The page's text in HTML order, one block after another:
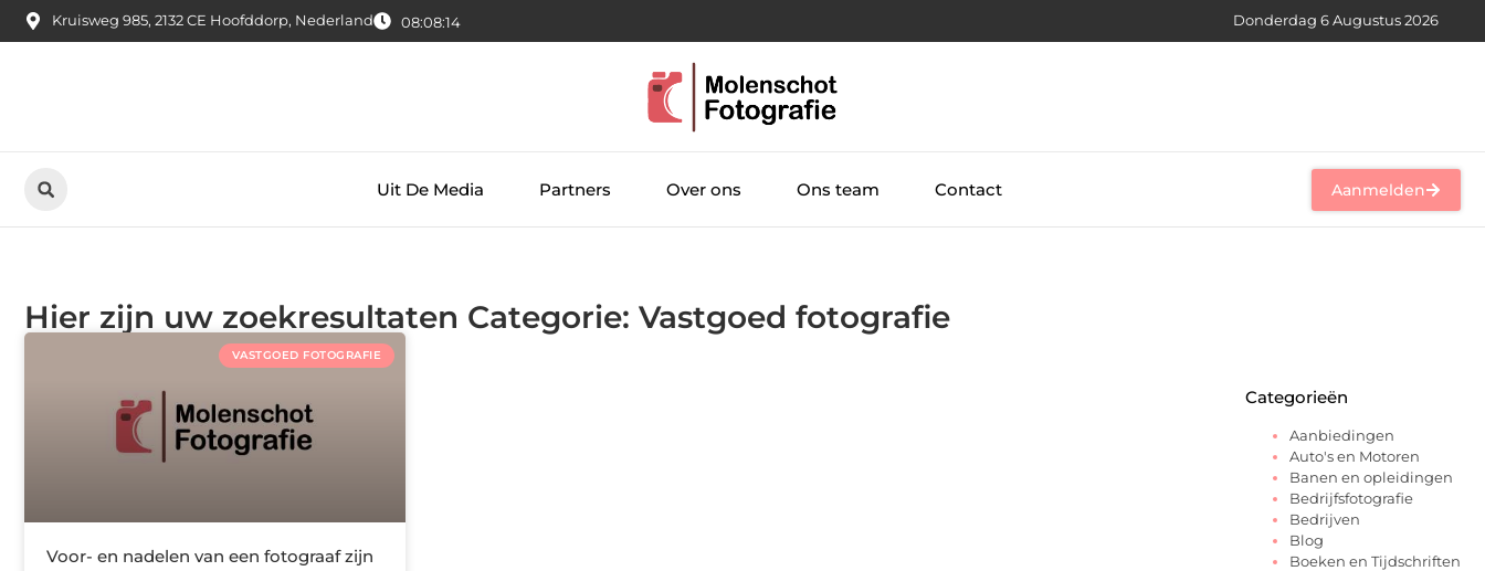
Kruisweg 985, 2132 CE Hoofddorp, Nederland 08:08:14 Donderdag 6 Augustus 2026
Uit De Media Partners Over ons Ons team Contact Aanmelden
Hier zijn uw zoekresultaten Categorie: Vastgoed fotografie
VASTGOED FOTOGRAFIE
Voor- en nadelen van een fotograaf zijn
Categorieën
Aanbiedingen
Auto's en Motoren
Banen en opleidingen
Bedrijfsfotografie
Bedrijven
Blog
Boeken en Tijdschriften